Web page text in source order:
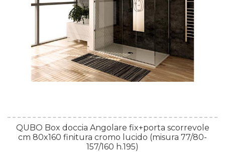
QUBO Box doccia Angolare fix+porta scorrevole
cm 80x160 finitura cromo lucido (misura 77/80-
157/160 h.195)